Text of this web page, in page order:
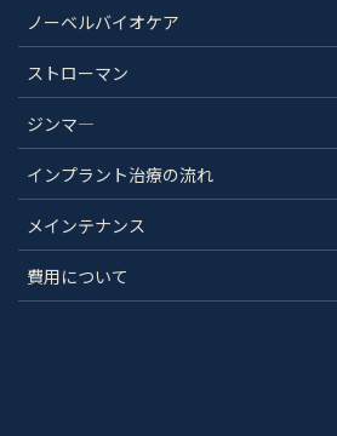
ノーベルバイオケア
ストローマン
ジンマ―
インプラント治療の流れ
メインテナンス
費用について